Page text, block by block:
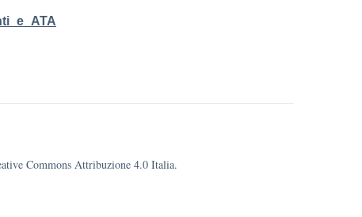
Commons Attribuzione 4.0 Italia.